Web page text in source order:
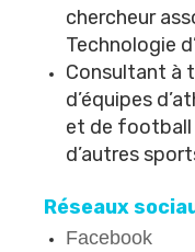
chercheur
Technologie
Consultant à
d’équipes
et de football
d’autres
Réseaux
Facebook